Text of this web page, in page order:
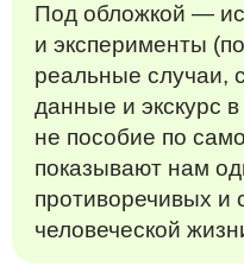
Под обложкой —
и эксперименты
реальные случаи,
данные и экскурс
не пособие по
показывают нам
противоречивых
человеческой